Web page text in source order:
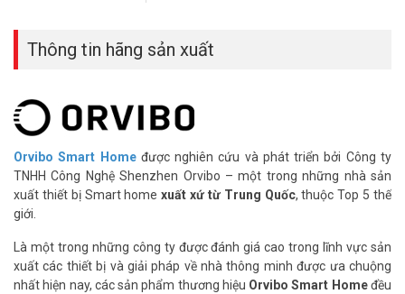
– Kết nối với bộ điều khiển trung tâm qua giao thức không dây
Zigbee
– Quang thông: 450lm, RA90
– Dải nhiệt độ màu: 2700-6500K
– Điều chỉnh độ sáng: 3% -100%
– Yêu cầu quang học: COB + thấu kính, góc sáng 32°, góc xoay 30°
– Các công nghê khác: không nhấp nháy, chống chói
– Công suất định mức: 6W
– Đầu vào định mức: 100-240V ～ 50 / 60Hz
– Kích thước khoét lỗ: 75mm
– Xuất xứ: Trung Quốc.
– Bảo hành: 24 tháng.
Thông tin hãng sản xuất
Orvibo Smart Homeđược nghiên cứu và phát triển bởi Công ty
TNHH Công Nghệ Shenzhen Orvibo – một trong những nhà sản
xuất thiết bị Smart homexuất xứ từ Trung Quốc, thuộc Top 5 thế
giới.
Là một trong những công ty được đánh giá cao trong lĩnh vực sản
xuất các thiết bị và giải pháp về nhà thông minh được ưa chuộng
nhất hiện nay, các sản phẩm thương hiệu Orvibo Smart Homeđều